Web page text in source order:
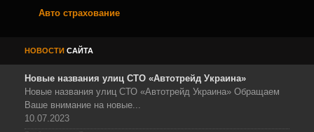
Авто страхование
НОВОСТИ САЙТА
Новые названия улиц СТО «Автотрейд Украина»
Новые названия улиц СТО «Автотрейд Украина» Обращаем
Ваше внимание на новые...
10.07.2023